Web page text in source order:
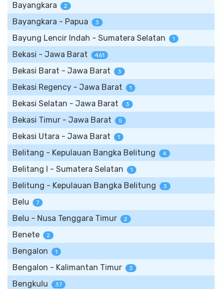
Bayangkara 2
Bayangkara - Papua 3
Bayung Lencir Indah - Sumatera Selatan 1
Bekasi - Jawa Barat 461
Bekasi Barat - Jawa Barat 3
Bekasi Regency - Jawa Barat 1
Bekasi Selatan - Jawa Barat 3
Bekasi Timur - Jawa Barat 5
Bekasi Utara - Jawa Barat 1
Belitang - Kepulauan Bangka Belitung 4
Belitang I - Sumatera Selatan 1
Belitung - Kepulauan Bangka Belitung 3
Belu 7
Belu - Nusa Tenggara Timur 2
Benete 2
Bengalon 1
Bengalon - Kalimantan Timur 3
Bengkulu 37